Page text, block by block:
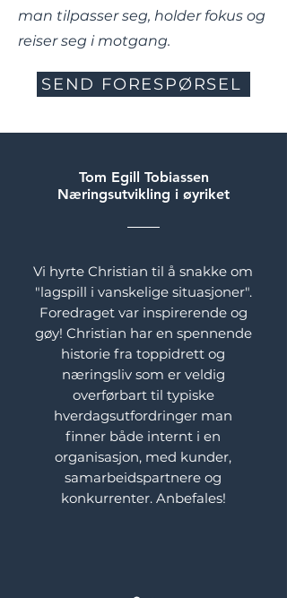
man tilpasser seg, holder fokus og
reiser seg i motgang.
SEND FORESPØRSEL
Tom Egill Tobiassen
Næringsutvikling i øyriket
Vi hyrte Christian til å snakke om
"lagspill i vanskelige situasjoner".
Foredraget var inspirerende og
gøy! Christian har en spennende
historie fra toppidrett og
næringsliv som er veldig
overførbart til typiske
hverdagsutfordringer man
finner både internt i en
organisasjon, med kunder,
samarbeidspartnere og
konkurrenter. Anbefales!